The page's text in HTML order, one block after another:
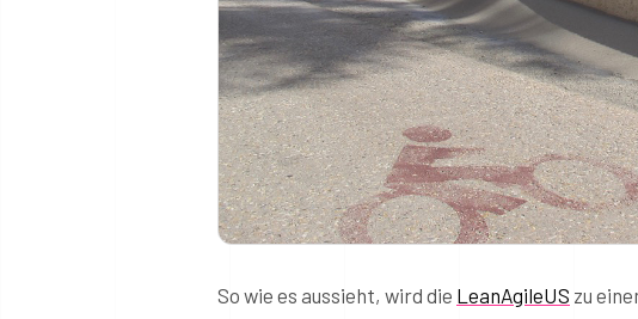
So wie es aussieht, wird die LeanAgileUS zu